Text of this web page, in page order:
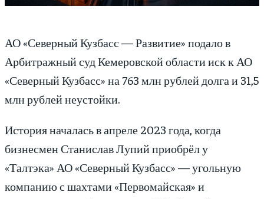
АО «Северный Кузбасс — Развитие» подало в
Арбитражный суд Кемеровской области иск к АО
«Северный Кузбасс» на 763 млн рублей долга и 31,5
млн рублей неустойки.
История началась в апреле 2023 года, когда
бизнесмен Станислав Лупий приобрёл у
«Талтэка» АО «Северный Кузбасс» — угольную
компанию с шахтами «Первомайская» и